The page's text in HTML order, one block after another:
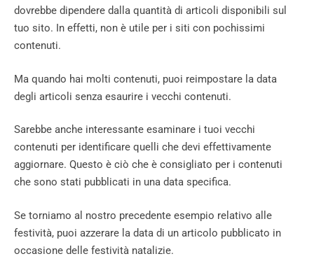
dovrebbe dipendere dalla quantità di articoli disponibili sul
tuo sito. In effetti, non è utile per i siti con pochissimi
contenuti.
Ma quando hai molti contenuti, puoi reimpostare la data
degli articoli senza esaurire i vecchi contenuti.
Sarebbe anche interessante esaminare i tuoi vecchi
contenuti per identificare quelli che devi effettivamente
aggiornare. Questo è ciò che è consigliato per i contenuti
che sono stati pubblicati in una data specifica.
Se torniamo al nostro precedente esempio relativo alle
festività, puoi azzerare la data di un articolo pubblicato in
occasione delle festività natalizie.